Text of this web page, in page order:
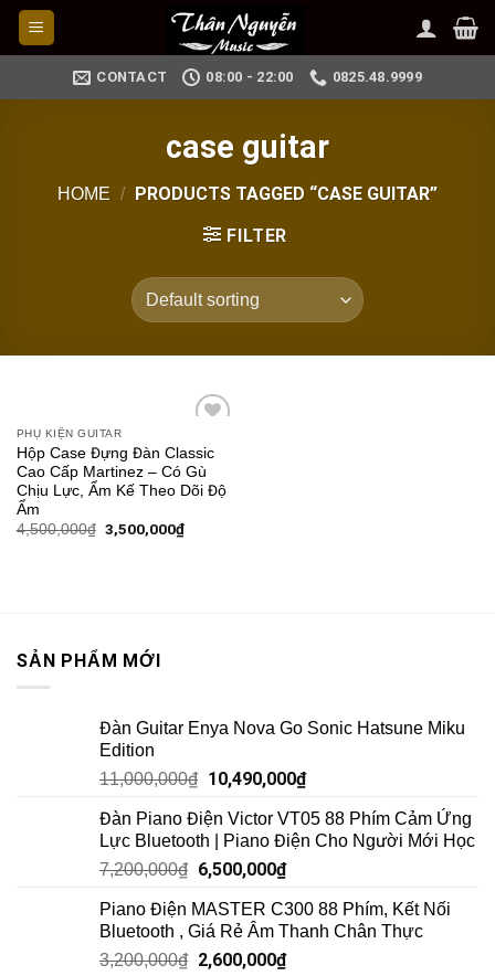
Skip
CONTACT 08:00 - 22:00 0825.48.9999
case guitar
HOME /
PRODUCTS TAGGED “CASE GUITAR”
FILTER
wishlist
PHỤ KIỆN GUITAR
Hộp Case Đựng Đàn Classic
Cao Cấp Martinez – Có Gù
Chịu Lực, Ẩm Kế Theo Dõi Độ
Ẩm
4,500,000₫ 3,500,000₫
SẢN PHẨM MỚI
Đàn Guitar Enya Nova Go Sonic Hatsune Miku
Edition
11,000,000₫ 10,490,000₫
Đàn Piano Điện Victor VT05 88 Phím Cảm Ứng
Lực Bluetooth | Piano Điện Cho Người Mới Học
7,200,000₫ 6,500,000₫
Piano Điện MASTER C300 88 Phím, Kết Nối
Bluetooth , Giá Rẻ Âm Thanh Chân Thực
3,200,000₫ 2,600,000₫